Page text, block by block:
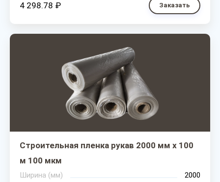
4 298.78 ₽ Заказать
Строительная пленка рукав 2000 мм х 100
м 100 мкм
Ширина (мм)
2000